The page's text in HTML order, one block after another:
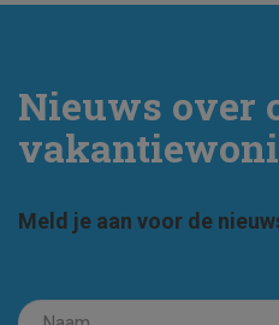
Nieuws over
Meld je aan voor de